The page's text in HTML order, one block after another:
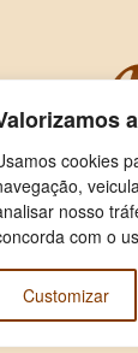
cookies
nosso
com o
Customizar